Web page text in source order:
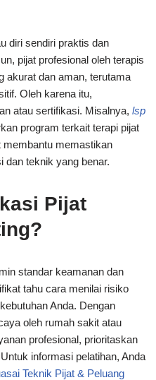
diri sendiri praktis dan
pijat profesional oleh terapis
akurat dan aman, terutama
Oleh karena itu,
atau sertifikasi. Misalnya, lsp
program terkait terapi pijat
membantu memastikan
dan teknik yang benar.
Pijat
standar keamanan dan
tahu cara menilai risiko
Anda. Dengan
oleh rumah sakit atau
profesional, prioritaskan
informasi pelatihan, Anda
Teknik Pijat & Peluang